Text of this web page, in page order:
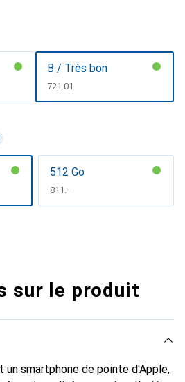
B / Très bon
CHF
721.01
512 Go
CHF
811.–
sur le produit
un smartphone de pointe d'Apple,